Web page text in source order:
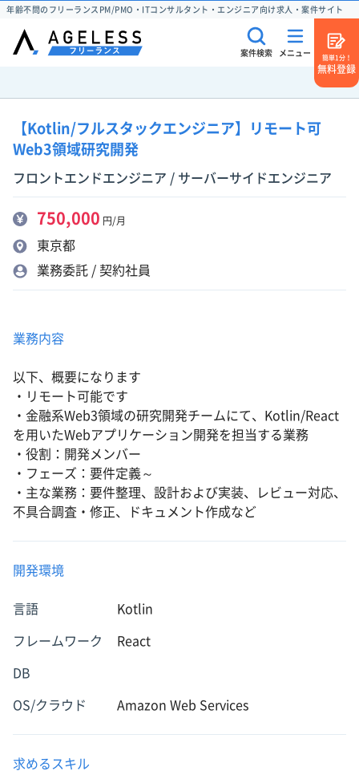
年齢不問のフリーランスPM/PMO・ITコンサルタント・エンジニア向け求人・案件サイト
案件検索 メニュー
簡単1分！
無料登録
【Kotlin/フルスタックエンジニア】リモート可
Web3領域研究開発
フロントエンドエンジニア / サーバーサイドエンジニア
750,000 円/月
東京都
業務委託 / 契約社員
業務内容
以下、概要になります
・リモート可能です
・金融系Web3領域の研究開発チームにて、Kotlin/React
を用いたWebアプリケーション開発を担当する業務
・役割：開発メンバー
・フェーズ：要件定義～
・主な業務：要件整理、設計および実装、レビュー対応、
不具合調査・修正、ドキュメント作成など
開発環境
言語 Kotlin
フレームワーク React
DB
OS/クラウド Amazon Web Services
求めるスキル